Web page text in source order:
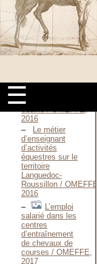
☰
Le statut
"cadre" dans la
filière
équine / OMEFFE,
2016
Emploi, métiers
et formations
dans la filière
équine / OMEFFE,
2016
Le métier
d’enseignant
d’activités
équestres sur le
territoire
Languedoc-
Roussillon / OMEFFE,
2016
L’emploi
salarié dans les
centres
d’entraînement
de chevaux de
courses / OMEFFE,
2017